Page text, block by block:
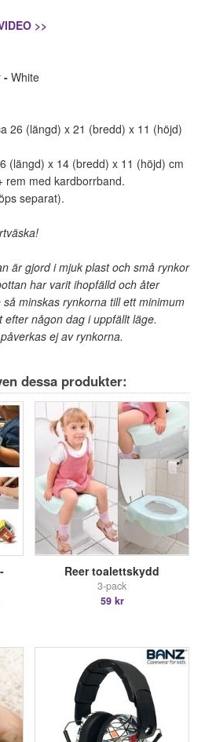
>>
- White
26 (längd) x 21 (bredd) x 11 (höjd)
(längd) x 14 (bredd) x 11 (höjd) cm
rem med kardborrband.
separat).
är gjord i mjuk plast och små rynkor
har varit ihopfälld och åter
minskas rynkorna till ett minimum
någon dag i uppfällt läge.
ej av rynkorna.
dessa produkter:
Reer toalettskydd
3-pack
59 kr